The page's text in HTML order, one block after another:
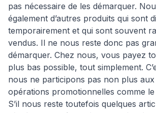
pas nécessaire de les démarquer.
également d’autres produits qui sont
temporairement et qui sont souvent
vendus. Il ne nous reste donc pas
démarquer. Chez nous, vous payez
plus bas possible, tout simplement.
nous ne participons pas non plus aux
opérations promotionnelles comme le
S’il nous reste toutefois quelques